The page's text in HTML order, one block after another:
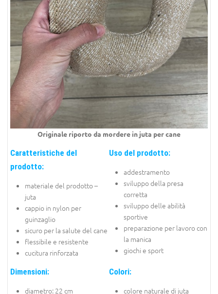
Originale riporto da mordere in juta per cane
Caratteristiche del
prodotto:
materiale del prodotto –
juta
cappio in nylon per
guinzaglio
sicuro per la salute del cane
flessibile e resistente
cucitura rinforzata
Uso del prodotto:
addestramento
sviluppo della presa
corretta
sviluppo delle abilità
sportive
preparazione per lavoro con
la manica
giochi e sport
Dimensioni:
diametro: 22 cm
Colori:
colore naturale di juta